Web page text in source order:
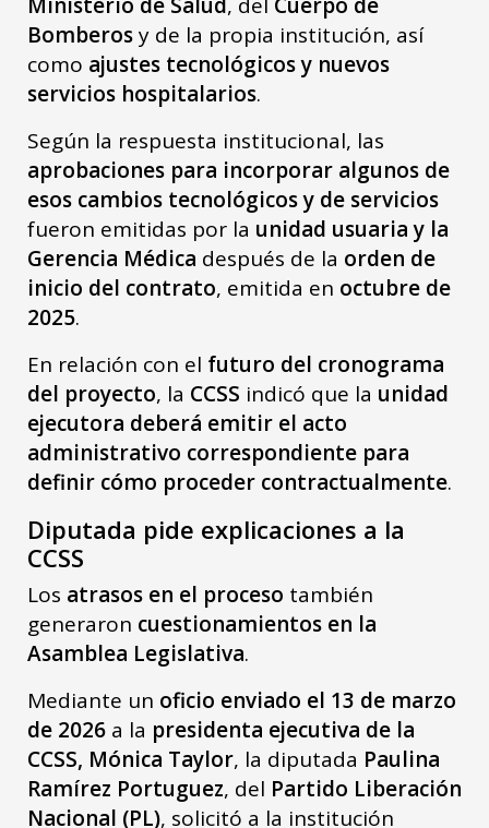
Bomberosy de la propia institución, así
como ajustes tecnológicos y nuevos
servicios hospitalarios.
Según la respuesta institucional, las
aprobaciones para incorporar algunos de
esos cambios tecnológicos y de servicios
fueron emitidas por la unidad usuaria y la
Gerencia Médica después de la orden de
inicio del contrato, emitida en octubre de
2025.
En relación con el futuro del cronograma
del proyecto, la CCSS indicó que la unidad
ejecutora deberá emitir el acto
administrativo correspondiente para
definir cómo proceder contractualmente.
Diputada pide explicaciones a la
CCSS
Los atrasos en el proceso también
generaron cuestionamientos en la
Asamblea Legislativa.
Mediante un oficio enviado el 13 de marzo
de 2026 a la presidenta ejecutiva de la
CCSS, Mónica Taylor, la diputada Paulina
Ramírez Portuguez, del Partido Liberación
Nacional (PL), solicitó a la institución